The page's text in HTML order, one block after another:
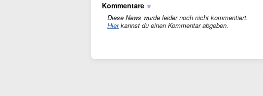
Kommentare
Diese News wurde leider noch nicht kommentiert.
Hierkannst du einen Kommentar abgeben.